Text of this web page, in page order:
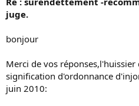
juge.
bonjour
Merci de vos
signification d'ordonnance
juin 2010: